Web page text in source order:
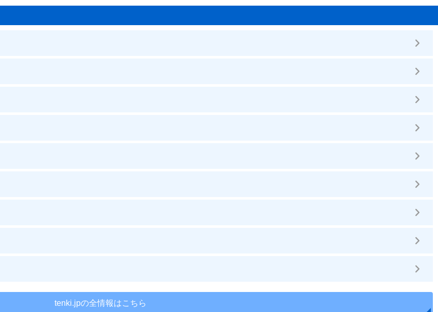
tenki.jpの全情報はこちら